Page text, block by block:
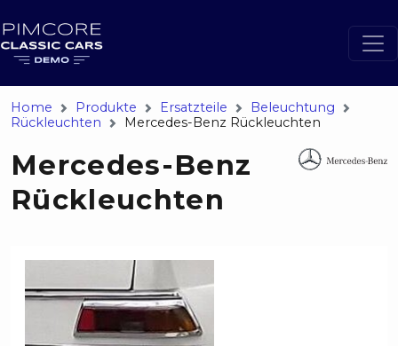
Home Produkte Ersatzteile
Beleuchtung
Rückleuchten
Mercedes-Benz Rückleuchten
Mercedes-Benz
Rückleuchten